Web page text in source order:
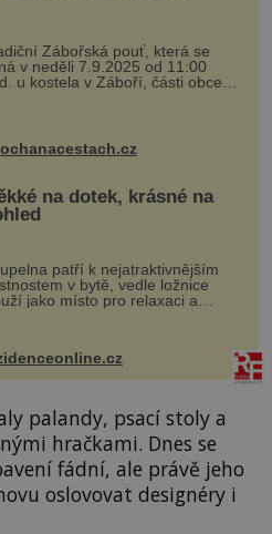
Zábořská pouť, která se
v neděli 7.9.2025 od 11:00
u kostela v Záboří, části obce
u Mělníka. V programu naleznete
prohlídku kostela,
na dotek, krásné na
patří k nejatraktivnějším
v bytě, vedle ložnice
jako místo pro relaxaci a
Koupelnový textil –
osušky a koberečky –
jako mávnutím kouzelného
palandy, psací stoly a
hračkami. Dnes se
fádní, ale právě jeho
oslovovat designéry i